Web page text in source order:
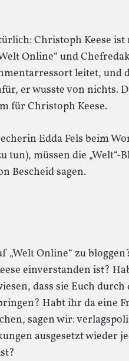
Christoph Keese ist
Online“ und
leitet, und
er wusste von nichts.
für Christoph Keese.
Edda Fels beim
tun), müssen die „Welt“-
Bescheid sagen.
„Welt Online“ zu
einverstanden ist?
dass sie Euch
Habt ihr da eine
sagen wir:
ausgesetzt wieder